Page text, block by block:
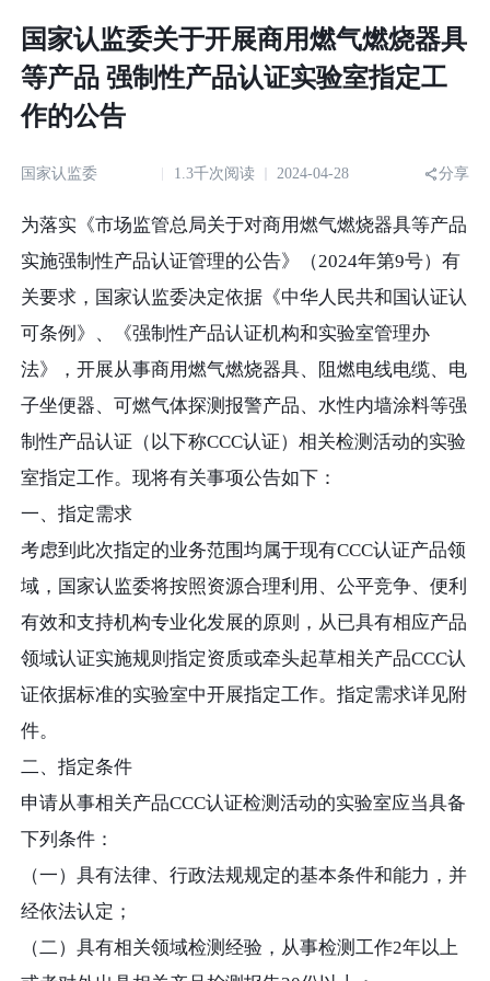
国家认监委关于开展商用燃气燃烧器具
等产品 强制性产品认证实验室指定工
作的公告
国家认监委 1.3千次阅读 2024-04-28 分享
为落实《市场监管总局关于对商用燃气燃烧器具等产品
实施强制性产品认证管理的公告》（2024年第9号）有
关要求，国家认监委决定依据《中华人民共和国认证认
可条例》、《强制性产品认证机构和实验室管理办
法》，开展从事商用燃气燃烧器具、阻燃电线电缆、电
子坐便器、可燃气体探测报警产品、水性内墙涂料等强
制性产品认证（以下称CCC认证）相关检测活动的实验
室指定工作。现将有关事项公告如下：
一、指定需求
考虑到此次指定的业务范围均属于现有CCC认证产品领
域，国家认监委将按照资源合理利用、公平竞争、便利
有效和支持机构专业化发展的原则，从已具有相应产品
领域认证实施规则指定资质或牵头起草相关产品CCC认
证依据标准的实验室中开展指定工作。指定需求详见附
件。
二、指定条件
申请从事相关产品CCC认证检测活动的实验室应当具备
下列条件：
（一）具有法律、行政法规规定的基本条件和能力，并
经依法认定；
（二）具有相关领域检测经验，从事检测工作2年以上